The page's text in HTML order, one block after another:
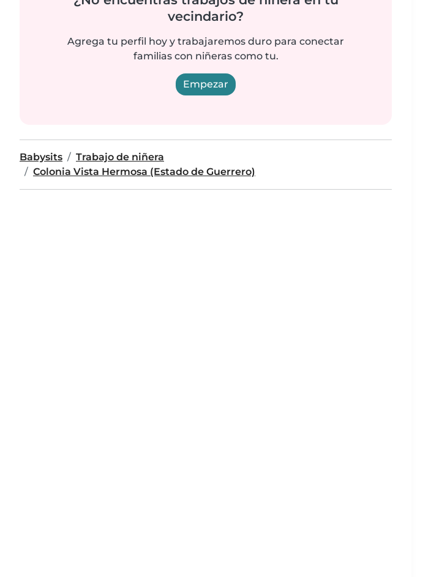
vecindario?
Agrega tu perfil hoy y trabajaremos duro para conectar
familias con niñeras como tu.
Empezar
Babysits
Trabajo de niñera
Colonia Vista Hermosa (Estado de Guerrero)